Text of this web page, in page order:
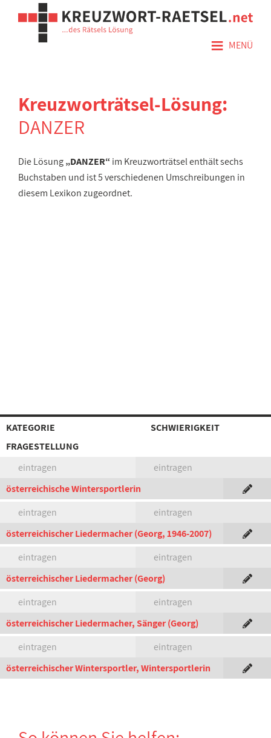
≡ MENÜ
Kreuzworträtsel-Lösung:
DANZER
Die Lösung„DANZER“ im Kreuzworträtsel enthält sechs
Buchstaben und ist 5 verschiedenen Umschreibungen in
diesem Lexikon zugeordnet.
KATEGORIE
SCHWIERIGKEIT
FRAGESTELLUNG
eintragen
eintragen
österreichische Wintersportlerin
eintragen
eintragen
österreichischer Liedermacher (Georg, 1946-2007)
eintragen
eintragen
österreichischer Liedermacher (Georg)
eintragen
eintragen
österreichischer Liedermacher, Sänger (Georg)
eintragen
eintragen
österreichischer Wintersportler, Wintersportlerin